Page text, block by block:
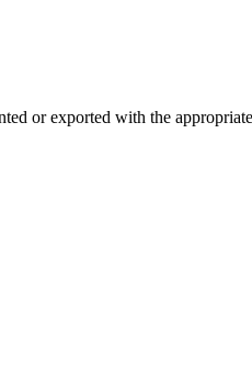
or exported with the